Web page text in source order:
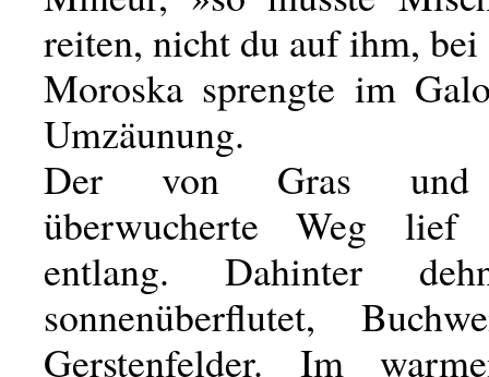
reiten, nicht du auf ihm,
Moroska sprengte im
Umzäunung.
Der von Gras und
überwucherte Weg lief
entlang. Dahinter
sonnenüberflutet,
Gerstenfelder. Im